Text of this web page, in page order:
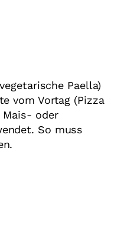
Paella)
vom Vortag (Pizza
Mais- oder
So muss